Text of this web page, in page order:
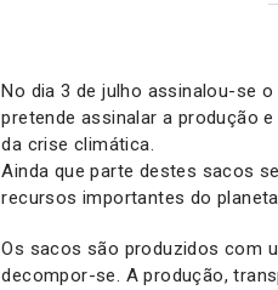
No dia 3 de julho assinalou-se
pretende assinalar a produção
da crise climática.
Ainda que parte destes sacos
recursos importantes do
Os sacos são produzidos com
decompor-se. A produção,